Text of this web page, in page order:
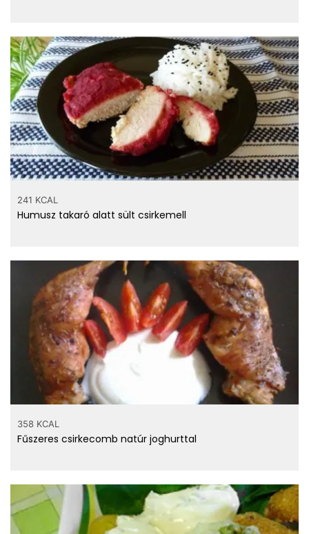
241 KCAL
Humusz takaró alatt sült csirkemell
358 KCAL
Fűszeres csirkecomb natúr joghurttal